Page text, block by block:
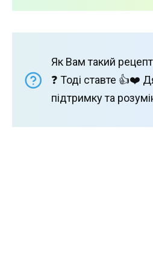
Як Вам такий
❓ Тоді ставте 👍❤️
підтримку та